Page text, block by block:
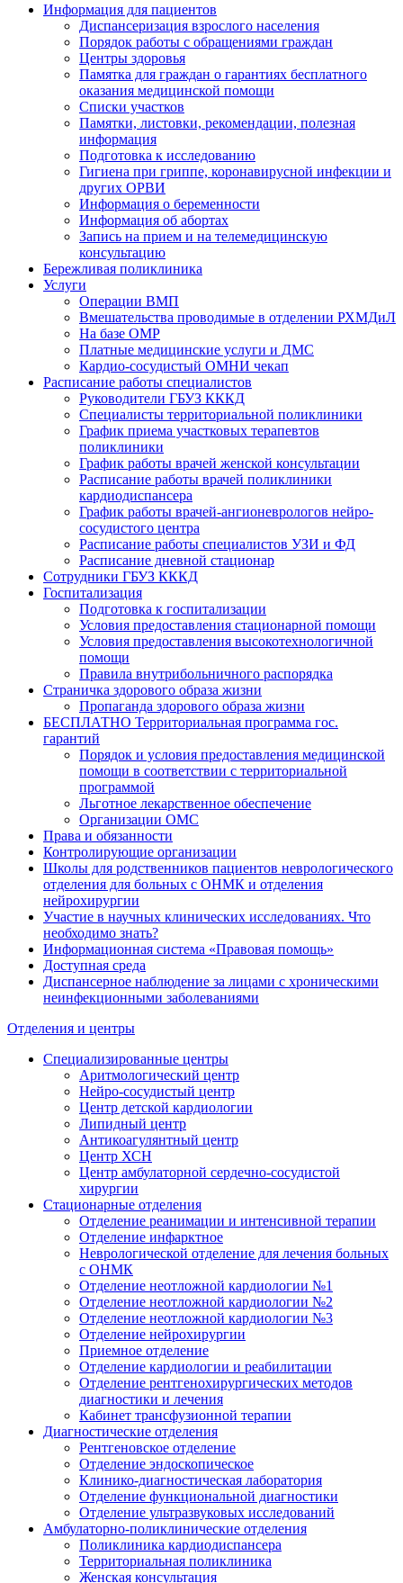
Информация для пациентов
Диспансеризация взрослого населения
Порядок работы с обращениями граждан
Центры здоровья
Памятка для граждан о гарантиях бесплатного
оказания медицинской помощи
Cписки участков
Памятки, листовки, рекомендации, полезная
информация
Подготовка к исследованию
Гигиена при гриппе, коронавирусной инфекции и
других ОРВИ
Информация о беременности
Информация об абортах
Запись на прием и на телемедицинскую
консультацию
Бережливая поликлиника
Услуги
Операции ВМП
Вмешательства проводимые в отделении РХМДиЛ
На базе ОМР
Платные медицинские услуги и ДМС
Кардио-сосудистый ОМНИ чекап
Расписание работы специалистов
Руководители ГБУЗ КККД
Специалисты территориальной поликлиники
График приема участковых терапевтов
поликлиники
График работы врачей женской консультации
Расписание работы врачей поликлиники
кардиодиспансера
График работы врачей-ангионеврологов нейро-
сосудистого центра
Расписание работы специалистов УЗИ и ФД
Расписание дневной стационар
Сотрудники ГБУЗ КККД
Госпитализация
Подготовка к госпитализации
Условия предоставления стационарной помощи
Условия предоставления высокотехнологичной
помощи
Правила внутрибольничного распорядка
Страничка здорового образа жизни
Пропаганда здорового образа жизни
БЕСПЛАТНО Территориальная программа гос.
гарантий
Порядок и условия предоставления медицинской
помощи в соответствии с территориальной
программой
Льготное лекарственное обеспечение
Организации ОМС
Права и обязанности
Контролирующие организации
Школы для родственников пациентов неврологического
отделения для больных с ОНМК и отделения
нейрохирургии
Участие в научных клинических исследованиях. Что
необходимо знать?
Информационная система «Правовая помощь»
Доступная среда
Диспансерное наблюдение за лицами с хроническими
неинфекционными заболеваниями
Отделения и центры
Специализированные центры
Аритмологический центр
Нейро-сосудистый центр
Центр детской кардиологии
Липидный центр
Антикоагулянтный центр
Центр ХСН
Центр амбулаторной сердечно-сосудистой
хирургии
Стационарные отделения
Отделение реанимации и интенсивной терапии
Отделение инфарктное
Неврологической отделение для лечения больных
с ОНМК
Отделение неотложной кардиологии №1
Отделение неотложной кардиологии №2
Отделение неотложной кардиологии №3
Отделение нейрохирургии
Приемное отделение
Отделение кардиологии и реабилитации
Отделение рентгенохирургических методов
диагностики и лечения
Кабинет трансфузионной терапии
Диагностические отделения
Рентгеновское отделение
Отделение эндоскопическое
Клинико-диагностическая лаборатория
Отделение функциональной диагностики
Отделение ультразвуковых исследований
Амбулаторно-поликлинические отделения
Поликлиника кардиодиспансера
Территориальная поликлиника
Женская консультация